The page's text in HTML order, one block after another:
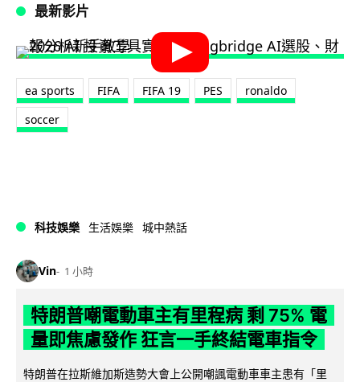
最新影片
ea sports FIFA FIFA 19 PES
ronaldo
soccer
科技娛樂 生活娛樂 城中熱話
Vin 1 小時
特朗普嘲電動車主有里程病 剩 75% 電
量即焦慮發作 狂言一手終結電車指令
特朗普在拉斯維加斯造勢大會上公開嘲諷電動車車主患有「里